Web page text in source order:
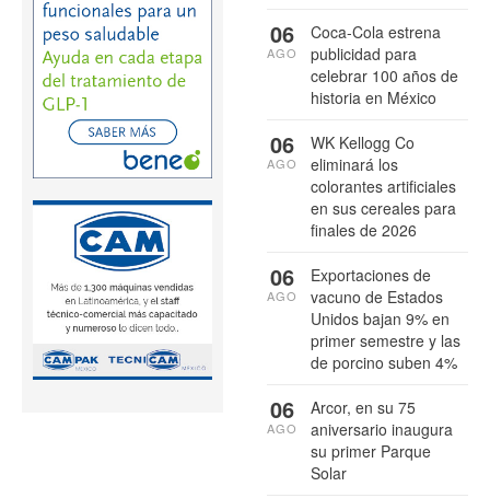
Coca-Cola estrena
publicidad para
celebrar 100 años de
historia en México
06
AGO
WK Kellogg Co
eliminará los
colorantes artificiales
en sus cereales para
finales de 2026
06
AGO
Exportaciones de
vacuno de Estados
Unidos bajan 9% en
primer semestre y las
de porcino suben 4%
06
AGO
Arcor, en su 75
aniversario inaugura
su primer Parque
Solar
06
AGO